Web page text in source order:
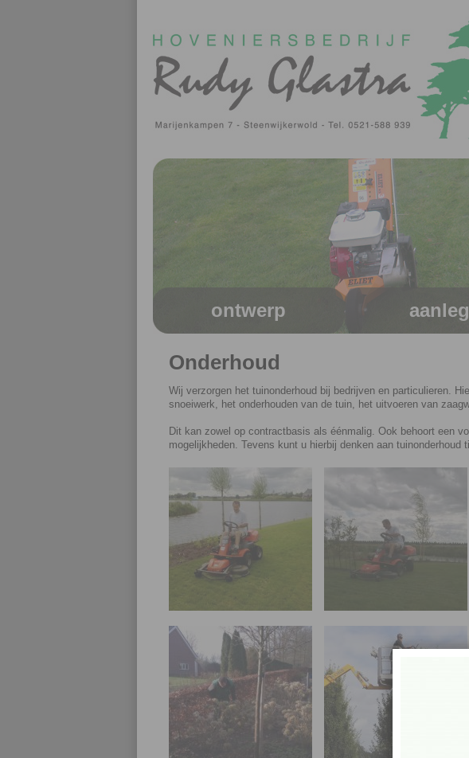
Onderhoud
Wij verzorgen het tuinonderhoud bij bedrijven en particulieren.
snoeiwerk, het onderhouden van de tuin, het uitvoeren van
Dit kan zowel op contractbasis als éénmalig. Ook behoort een
mogelijkheden. Tevens kunt u hierbij denken aan tuinonderhoud
ontwerp aanleg